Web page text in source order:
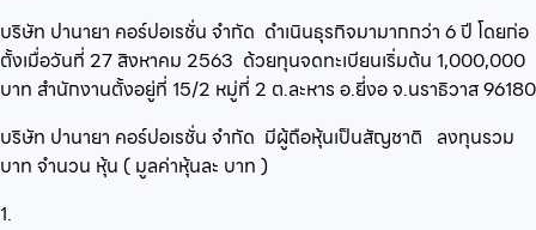
บริษัท ปานายา คอร์ปอเรชั่น จำกัด ดำเนินธุรกิจมามากกว่า 6ปี โดยก่อ
ตั้งเมื่อวันที่ 27 สิงหาคม 2563 ด้วยทุนจดทะเบียนเริ่มต้น 1,000,000
บาท สำนักงานตั้งอยู่ที่ 15/2 หมู่ที่ 2 ต.ละหาร อ.ยี่งอ จ.นราธิวาส 96180
บริษัท ปานายา คอร์ปอเรชั่น จำกัด มีผู้ถือหุ้นเป็นสัญชาติ ลงทุนรวม
บาท จำนวน หุ้น ( มูลค่าหุ้นละ บาท )
1.